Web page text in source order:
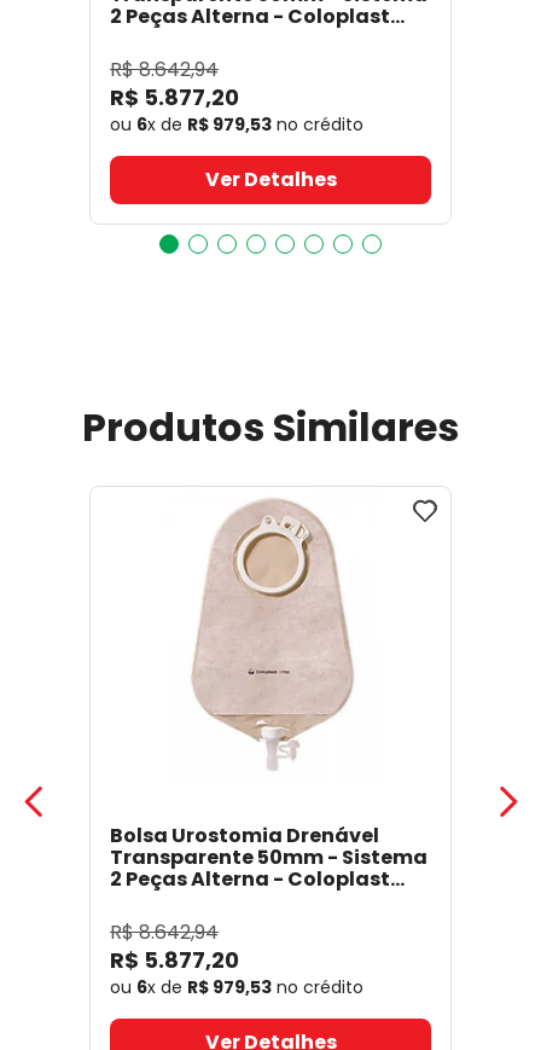
2 Peças Alterna - Coloplast
R$8.642,94
R$ 5.877,20
ou 6x de R$ 979,53 no crédito
Ver Detalhes
Produtos Similares
Bolsa Urostomia Drenável
Transparente 50mm - Sistema
2 Peças Alterna - Coloplast
R$8.642,94
R$ 5.877,20
ou 6x de R$ 979,53 no crédito
Ver Detalhes